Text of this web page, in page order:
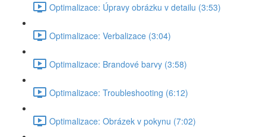
Optimalizace: Úpravy obrázku v detailu (3:53)
Optimalizace: Verbalizace (3:04)
Optimalizace: Brandové barvy (3:58)
Optimalizace: Troubleshooting (6:12)
Optimalizace: Obrázek v pokynu (7:02)